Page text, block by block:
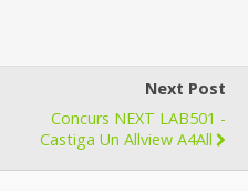
Next Post
Concurs NEXT LAB501 -
Castiga Un Allview A4All